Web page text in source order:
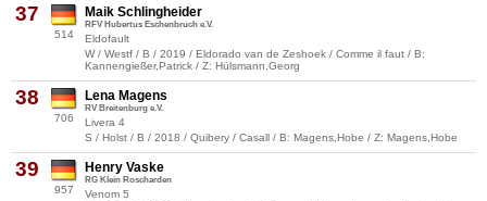
37
514
Maik Schlingheider
RFV Hubertus Eschenbruch e.V.
Eldofault
W / Westf / B / 2019 / Eldorado van de Zeshoek / Comme il faut / B:
Kannengießer,Patrick / Z: Hülsmann,Georg
38
706
Lena Magens
RV Breitenburg e.V.
Livera 4
S / Holst / B / 2018 / Quibery / Casall / B: Magens,Hobe / Z: Magens,Hobe
39
957
Henry Vaske
RG Klein Roscharden
Venom 5